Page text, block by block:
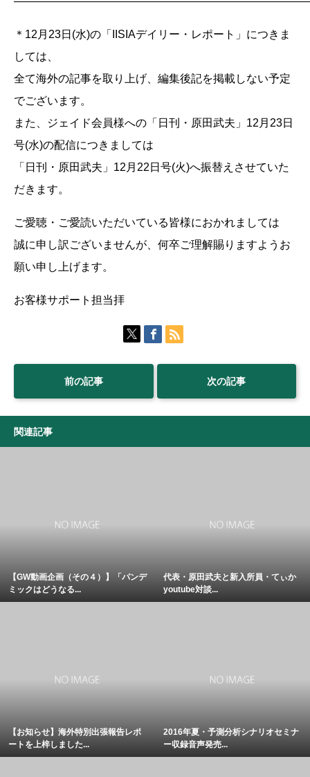
＊12月23日(水)の「IISIAデイリー・レポート」につきま
しては、
全て海外の記事を取り上げ、編集後記を掲載しない予定
でございます。
また、ジェイド会員様への「日刊・原田武夫」12月23日
号(水)の配信につきましては
「日刊・原田武夫」12月22日号(火)へ振替えさせていた
だきます。
ご愛聴・ご愛読いただいている皆様におかれましては
誠に申し訳ございませんが、何卒ご理解賜りますようお
願い申し上げます。
お客様サポート担当拝
前の記事 次の記事
関連記事
【GW動画企画（その４）】「パンデ
ミックはどうなる...
代表・原田武夫と新入所員・てぃか
youtube対談...
【お知らせ】海外特別出張報告レポ
ートを上梓しました...
2016年夏・予測分析シナリオセミナ
ー収録音声発売...